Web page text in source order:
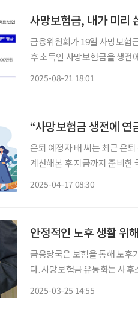
사망보험금, 내가 미
금융위원회가 19일 사망보험
후 소득인 사망보험금을 생전
2025-08-21 18:01
“사망보험금 생전에 연
은퇴 예정자 배 씨는 최근 은
계산해본 후 지금까지 준비한
2025-04-17 08:30
안정적인 노후 생활 위
금융당국은 보험을 통해 노후
다. 사망보험금 유동화는 사
2025-03-25 14:55